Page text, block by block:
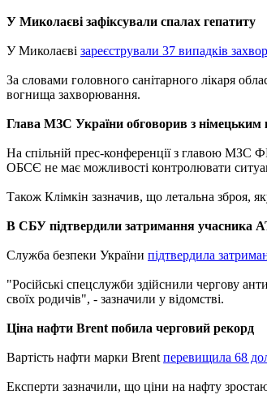
У Миколаєві зафіксували спалах гепатиту
У Миколаєві зареєстрували 37 випадків
За словами головного санітарного лікаря
вогнища захворювання.
Глава МЗС України обговорив з німецьким
На спільній прес-конференції з главою МЗС
ОБСЄ не має можливості контролювати
Також Клімкін зазначив, що летальна зброя,
В СБУ підтвердили затримання учасника
Служба безпеки України підтвердила
"Російські спецслужби здійснили чергову
своїх родичів", - зазначили у відомстві.
Ціна нафти Brent побила черговий рекорд
Вартість нафти марки Brent перевищила 68
Експерти зазначили, що ціни на нафту